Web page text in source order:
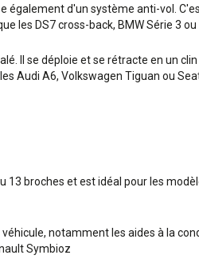
également d'un système anti-vol.
les DS7 cross-back, BMW Série 3
Il se déploie et se rétracte en un
Audi A6, Volkswagen Tiguan ou
13 broches et est idéal pour les
notamment les aides à la
Symbioz